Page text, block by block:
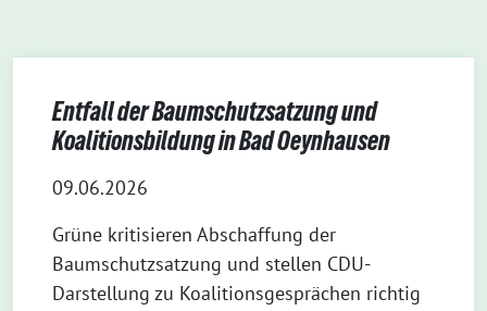
Entfall der Baumschutzsatzung und
Koalitionsbildung in Bad Oeynhausen
09.06.2026
Grüne kritisieren Abschaffung der
Baumschutzsatzung und stellen CDU-
Darstellung zu Koalitionsgesprächen richtig